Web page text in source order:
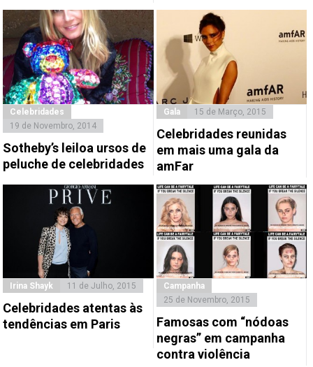
Celebridades
19 de Novembro, 2014
Sotheby’s leiloa ursos de
peluche de celebridades
Gala 15 de Março, 2015
Celebridades reunidas
em mais uma gala da
amFar
Irina Shayk 11 de Julho, 2015
Celebridades atentas às
tendências em Paris
Campanha
25 de Novembro, 2015
Famosas com “nódoas
negras” em campanha
contra violência